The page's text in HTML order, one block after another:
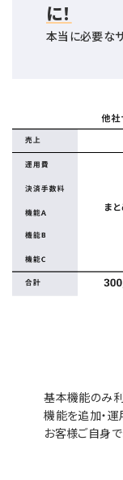
に！
本当に必要な
基本機能のみ利
機能を追加・運
お客様ご自身